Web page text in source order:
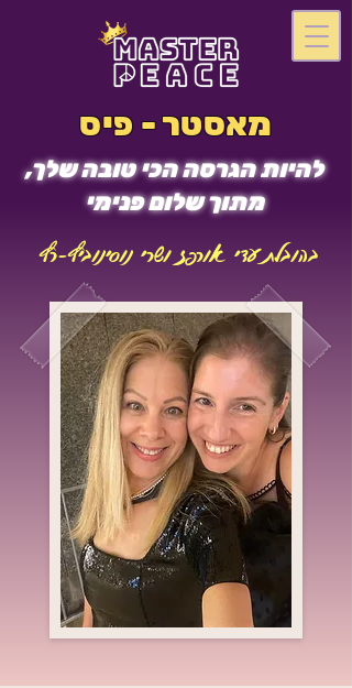
מאסטר - פיס
להיות הגרסה הכי טובה שלך,
מתוך שלום פנימי
בהובלת עדי אורפז ושרי נוסינוביץ-רץ